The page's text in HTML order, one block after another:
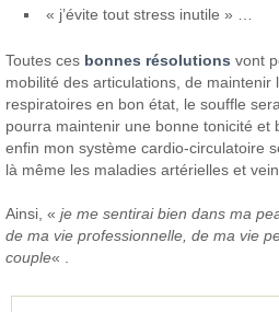
« j’évite tout stress inutile » …
Toutes ces bonnes résolutions vont
mobilité des articulations, de maintenir
respiratoires en bon état, le souffle
pourra maintenir une bonne tonicité et
enfin mon système cardio-circulatoire
là même les maladies artérielles et
Ainsi, «je me sentirai bien dans ma
de ma vie professionnelle, de ma vie
couple« .